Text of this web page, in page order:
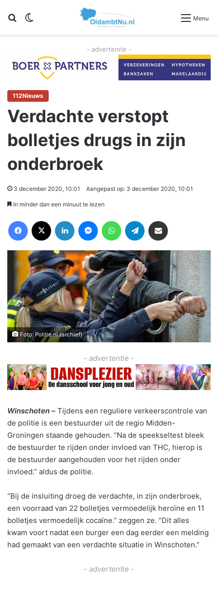
Zoeken Menu
- advertentie -
112Nieuws
Verdachte verstopt
bolletjes drugs in zijn
onderbroek
3 december 2020, 10:01 Aangepast op: 3 december 2020, 10:01
In minder dan een minuut te lezen
Foto: Politie.nl (archief)
- advertentie -
Winschoten – Tijdens een reguliere verkeerscontrole van
de politie is een bestuurder uit de regio Midden-
Groningen staande gehouden. “Na de speekseltest bleek
de bestuurder te rijden onder invloed van THC, hierop is
de bestuurder aangehouden voor het rijden onder
invloed.” aldus de politie.
“Bij de insluiting droeg de verdachte, in zijn onderbroek,
een voorraad van 22 bolletjes vermoedelijk heroïne en 11
bolletjes vermoedelijk cocaïne.” zeggen ze. “Dit alles
kwam voort nadat een burger een dag eerder een melding
had gemaakt van een verdachte situatie in Winschoten.”
- advertentie -